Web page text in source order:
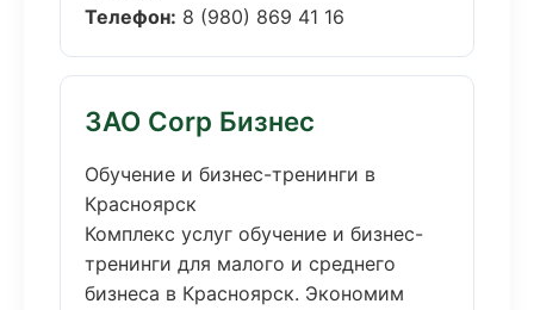
Телефон: 8 (980) 869 41 16
ЗАО Corp Бизнес
Обучение и бизнес-тренинги в
Красноярск
Комплекс услуг обучение и бизнес-
тренинги для малого и среднего
бизнеса в Красноярск. Экономим